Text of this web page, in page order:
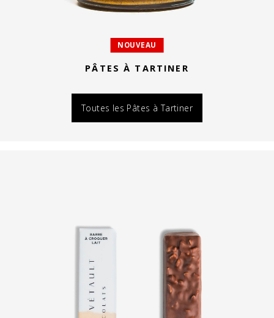
NOUVEAU
PÂTES À TARTINER
Toutes les Pâtes à Tartiner